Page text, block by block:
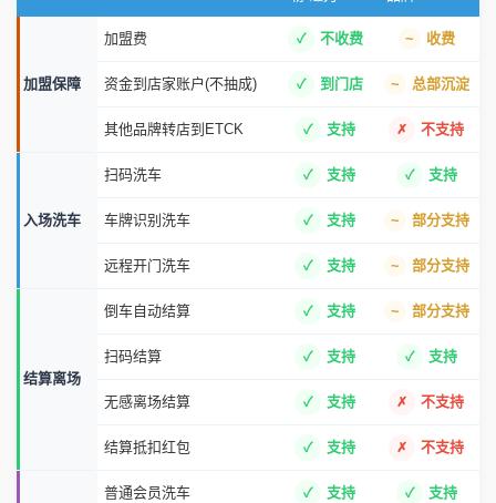
加盟保障
加盟费 不收费 收费
资金到店家账户(不抽成) 到门店 总部沉淀
其他品牌转店到ETCK 支持 不支持
入场洗车
扫码洗车 支持 支持
车牌识别洗车 支持 部分支持
远程开门洗车 支持 部分支持
结算离场
倒车自动结算 支持 部分支持
扫码结算 支持 支持
无感离场结算 支持 不支持
结算抵扣红包 支持 不支持
普通会员洗车 支持 支持